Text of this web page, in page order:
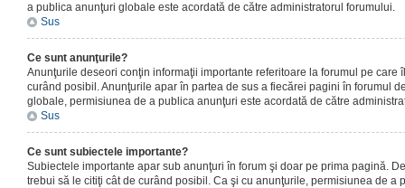
a publica anunţuri globale este acordată de către administratorul forumului.
Sus
Ce sunt anunţurile?
Anunţurile deseori conţin informaţii importante referitoare la forumul pe care
curând posibil. Anunţurile apar în partea de sus a fiecărei pagini în forumul
globale, permisiunea de a publica anunţuri este acordată de către
Sus
Ce sunt subiectele importante?
Subiectele importante apar sub anunţuri în forum şi doar pe prima pagină.
trebui să le citiţi cât de curând posibil. Ca şi cu anunţurile, permisiunea de a